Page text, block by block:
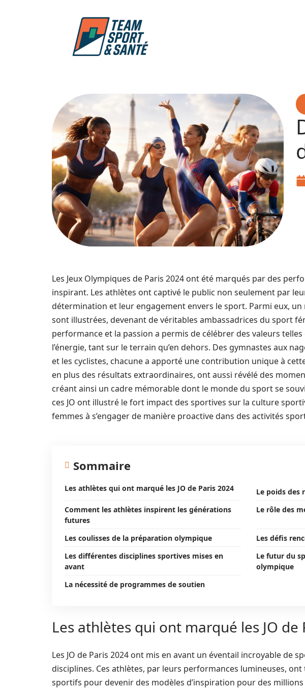
Les Jeux Olympiques de Paris 2024 ont été marqués par des
inspirant. Les athlètes ont captivé le public non seulement par
détermination et leur engagement envers le sport. Parmi eux,
sont illustrées, devenant de véritables ambassadrices du sport
performance et la passion a permis de célébrer des valeurs
l’énergie, tant sur le terrain qu’en dehors. Des gymnastes aux
et les cyclistes, chacune a apporté une contribution unique à
en plus des résultats extraordinaires, ont aussi révélé des
créant ainsi un cadre mémorable dont le monde du sport se
ces JO ont illustré le fort impact des sportives sur la culture
femmes à s’engager de manière proactive dans des activités
Sommaire
Les athlètes qui ont marqué les JO de Paris 2024
Le poids des
Comment les athlètes inspirent les générations
futures
Le rôle des
Les coulisses de la préparation olympique
Les défis
Les différentes disciplines sportives mises en
avant
Le futur du
olympique
La nécessité de programmes de soutien
Les athlètes qui ont marqué les JO de
Les JO de Paris 2024 ont mis en avant un éventail incroyable de
disciplines. Ces athlètes, par leurs performances lumineuses,
sportifs pour devenir des modèles d’inspiration pour des